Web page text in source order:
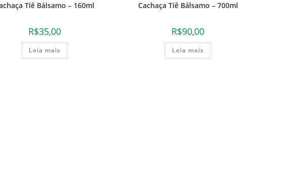
Tiê Bálsamo – 160ml
R$35,00
Leia mais
Cachaça Tiê Bálsamo – 700ml
R$90,00
Leia mais